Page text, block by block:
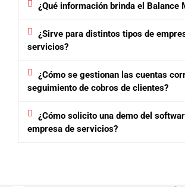
¿Qué información brinda el Balance
¿Sirve para distintos tipos de
servicios?
¿Cómo se gestionan las cuentas
seguimiento de cobros de clientes?
¿Cómo solicito una demo del
empresa de servicios?